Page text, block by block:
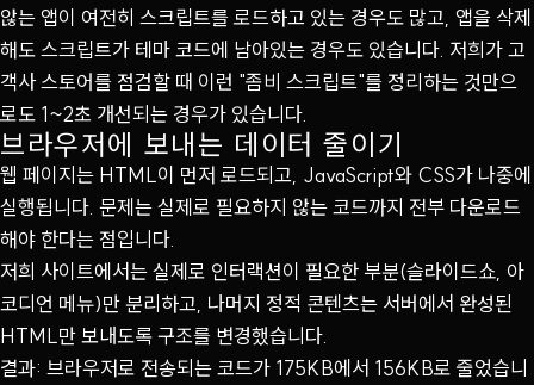
않는 앱이 여전히 스크립트를 로드하고 있는 경우도 많고, 앱을 삭제
해도 스크립트가 테마 코드에 남아있는 경우도 있습니다. 저희가 고
객사 스토어를 점검할 때 이런 "좀비 스크립트"를 정리하는 것만으
로도 1~2초 개선되는 경우가 있습니다.
브라우저에 보내는 데이터 줄이기
웹 페이지는 HTML이 먼저 로드되고, JavaScript와 CSS가 나중에
실행됩니다. 문제는 실제로 필요하지 않는 코드까지 전부 다운로드
해야 한다는 점입니다.
저희 사이트에서는 실제로 인터랙션이 필요한 부분(슬라이드쇼, 아
코디언 메뉴)만 분리하고, 나머지 정적 콘텐츠는 서버에서 완성된
HTML만 보내도록 구조를 변경했습니다.
결과: 브라우저로 전송되는 코드가 175KB에서 156KB로 줄었습니